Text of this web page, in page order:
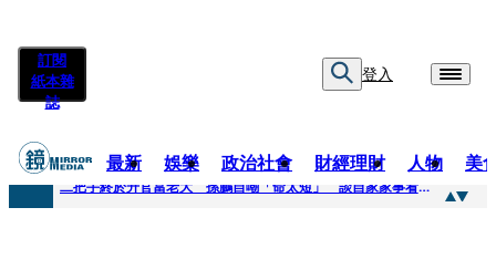
訂閱
紙本雜
誌
登入
最新 娛樂 政治社會 財經理財 人物 美
快訊
二把手終於升官當老大 孫鵬自嘲「命太短」 談自家家事看超開：誰家鍋底沒灰塵